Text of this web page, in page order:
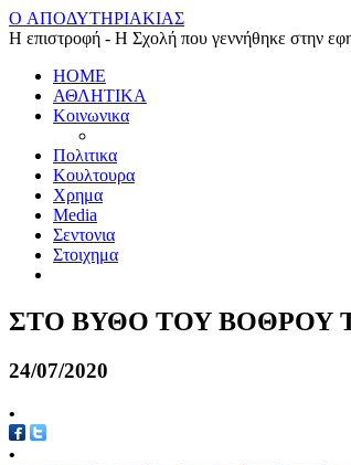
O ΑΠΟΔΥΤΗΡΙΑΚΙΑΣ
Η επιστροφή - Η Σχολή που γεννήθηκε στην
HOME
ΑΘΛΗΤΙΚΑ
Κοινωνικα
Πολιτικα
Κουλτουρα
Χρημα
Media
Σεντονια
Στοιχημα
ΣΤΟ ΒΥΘΟ ΤΟΥ ΒΟΘΡΟΥ
24/07/2020
•
•